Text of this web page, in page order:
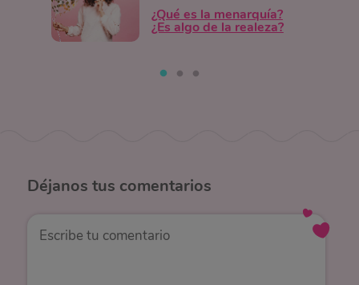
¿Qué es la menarquía?
¿Es algo de la realeza?
Déjanos tus comentarios